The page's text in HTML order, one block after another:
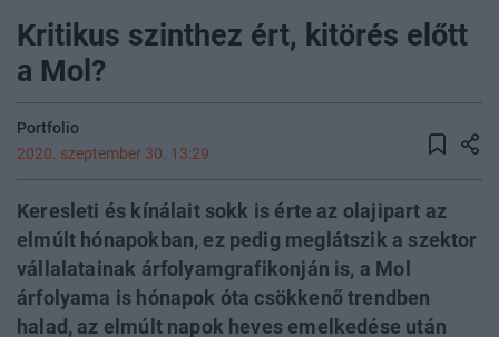
Kritikus szinthez ért, kitörés előtt
a Mol?
Portfolio
2020. szeptember 30. 13:29
Keresleti és kínálait sokk is érte az olajipart az
elmúlt hónapokban, ez pedig meglátszik a szektor
vállalatainak árfolyamgrafikonján is, a Mol
árfolyama is hónapok óta csökkenő trendben
halad, az elmúlt napok heves emelkedése után